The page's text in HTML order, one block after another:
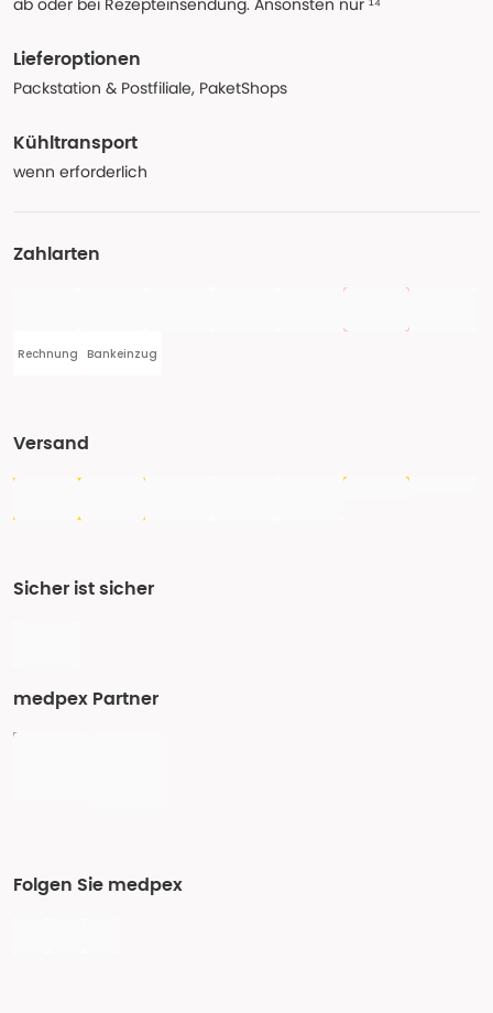
ab oder bei Rezepteinsendung. Ansonsten nur ¹⁴
Lieferoptionen
Packstation & Postfiliale, PaketShops
Kühltransport
wenn erforderlich
Zahlarten
Rechnung Bankeinzug
Versand
Sicher ist sicher
medpex Partner
Folgen Sie medpex